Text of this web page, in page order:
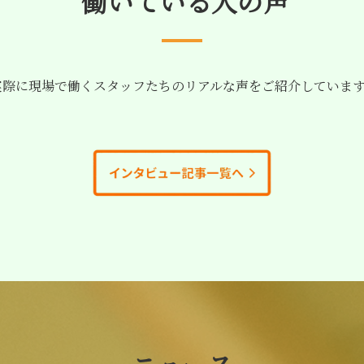
に現場で働くスタッフたちのリアルな声をご紹介していま